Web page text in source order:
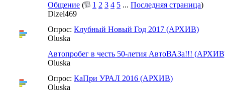
Общение ( 1 2 3 4 5 ... Последняя страница)
Dizel469
Опрос: Клубный Новый Год 2017 (АРХИВ)
Oluska
Автопробег в честь 50-летия АвтоВАЗа!!!
Oluska
Опрос: КаПри УРАЛ 2016 (АРХИВ)
Oluska